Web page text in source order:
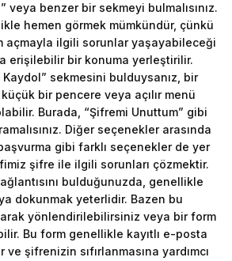
veya benzer bir sekmeyi bulmalısınız.
hemen görmek mümkündür, çünkü
açmayla ilgili sorunlar yaşayabileceği
erişilebilir bir konuma yerleştirilir.
Kaydol” sekmesini bulduysanız, bir
bir pencere veya açılır menü
Burada, “Şifremi Unuttum” gibi
Diğer seçenekler arasında
gibi farklı seçenekler de yer
şifre ile ilgili sorunları çözmektir.
bulduğunuzda, genellikle
dokunmak yeterlidir. Bazen bu
yönlendirilebilirsiniz veya bir form
Bu form genellikle kayıtlı e-posta
şifrenizin sıfırlanmasına yardımcı